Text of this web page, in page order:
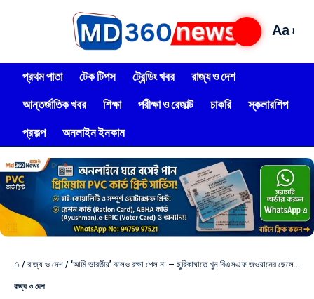
Aa
প্রথম পাতা টেক টিপস ট্রেন্ডিং খবর
রাজ্য ও দেশ
আন্তর্জাতিক খবর
শিক্ষা পরীক্ষা ও রেজাল্ট চাকরি
স্কলারশিপ
প্রকল্প
অনলাইন ইনকাম
⌂ / রাজ্য ও দেশ / ‘আমি ভারতীয়’ বলেও রক্ষা পেল না — ছুরিকাঘাতে খুন বিএসএফ জওয়ানের ছেলে – “I’m Indian” — Last Words of Tripura Student!
রাজ্য ও দেশ